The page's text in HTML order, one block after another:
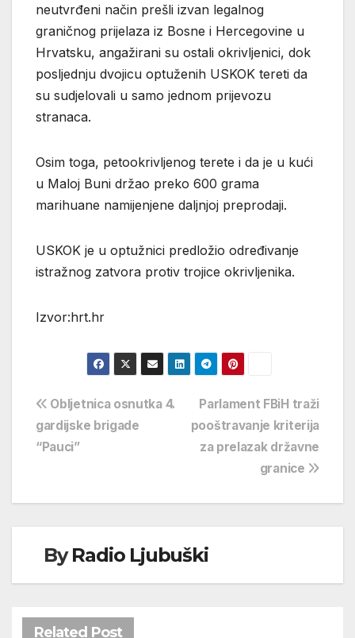
neutvrđeni način prešli izvan legalnog
graničnog prijelaza iz Bosne i Hercegovine u
Hrvatsku, angažirani su ostali okrivljenici, dok
posljednju dvojicu optuženih USKOK tereti da
su sudjelovali u samo jednom prijevozu
stranaca.
Osim toga, petookrivljenog terete i da je u kući
u Maloj Buni držao preko 600 grama
marihuane namijenjene daljnjoj preprodaji.
USKOK je u optužnici predložio određivanje
istražnog zatvora protiv trojice okrivljenika.
Izvor:hrt.hr
Navigacija
objava
Parlament FBiH traži
pooštravanje kriterija
za prelazak državne
granice
Obljetnica osnutka 4.
gardijske brigade
“Pauci”
ByRadio Ljubuški
Related Post